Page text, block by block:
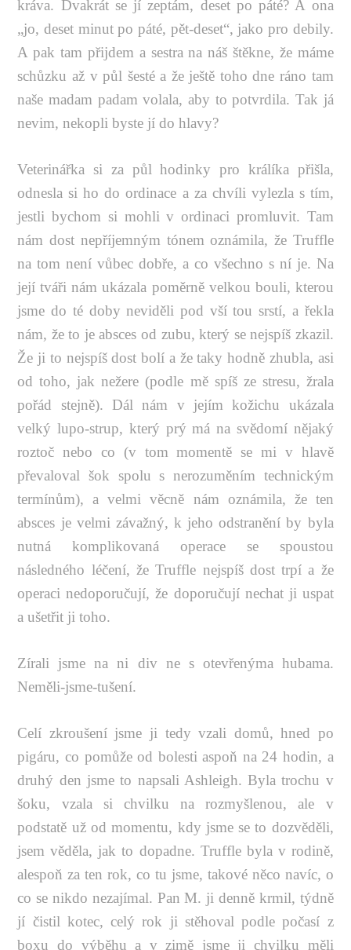
kráva. Dvakrát se jí zeptám, deset po páté? A ona
„jo, deset minut po páté, pět-deset“, jako pro debily.
A pak tam přijdem a sestra na náš štěkne, že máme
schůzku až v půl šesté a že ještě toho dne ráno tam
naše madam padam volala, aby to potvrdila. Tak já
nevim, nekopli byste jí do hlavy?
Veterinářka si za půl hodinky pro králíka přišla,
odnesla si ho do ordinace a za chvíli vylezla s tím,
jestli bychom si mohli v ordinaci promluvit. Tam
nám dost nepříjemným tónem oznámila, že Truffle
na tom není vůbec dobře, a co všechno s ní je. Na
její tváři nám ukázala poměrně velkou bouli, kterou
jsme do té doby neviděli pod vší tou srstí, a řekla
nám, že to je absces od zubu, který se nejspíš zkazil.
Že ji to nejspíš dost bolí a že taky hodně zhubla, asi
od toho, jak nežere (podle mě spíš ze stresu, žrala
pořád stejně). Dál nám v jejím kožichu ukázala
velký lupo-strup, který prý má na svědomí nějaký
roztoč nebo co (v tom momentě se mi v hlavě
převaloval šok spolu s nerozuměním technickým
termínům), a velmi věcně nám oznámila, že ten
absces je velmi závažný, k jeho odstranění by byla
nutná komplikovaná operace se spoustou
následného léčení, že Truffle nejspíš dost trpí a že
operaci nedoporučují, že doporučují nechat ji uspat
a ušetřit ji toho.
Zírali jsme na ni div ne s otevřenýma hubama.
Neměli-jsme-tušení.
Celí zkroušení jsme ji tedy vzali domů, hned po
pigáru, co pomůže od bolesti aspoň na 24 hodin, a
druhý den jsme to napsali Ashleigh. Byla trochu v
šoku, vzala si chvilku na rozmyšlenou, ale v
podstatě už od momentu, kdy jsme se to dozvěděli,
jsem věděla, jak to dopadne. Truffle byla v rodině,
alespoň za ten rok, co tu jsme, takové něco navíc, o
co se nikdo nezajímal. Pan M. ji denně krmil, týdně
jí čistil kotec, celý rok ji stěhoval podle počasí z
boxu do výběhu a v zimě jsme ji chvilku měli